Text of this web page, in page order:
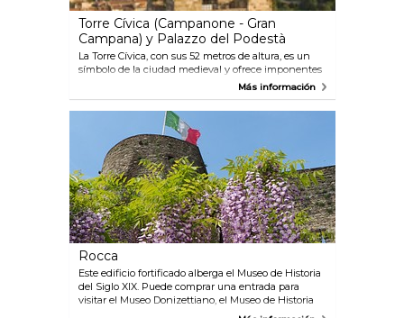
Torre Cívica (Campanone - Gran
Campana) y Palazzo del Podestà
La Torre Cívica, con sus 52 metros de altura, es un
símbolo de la ciudad medieval y ofrece imponentes
vistas de la parte alta y baja de Bérgamo. Su
campana suena a diario unas 100 veces a las 10 de la
noche para señalar el antiguo toque de queda,
cuando las puertas de la ciudad se cerraban. El
Palazzo del Podestà, que originalmente fue la
residencia de las familias Suardi-Colleoni, fue sede
del podestà (primer magistrado o gobernador) entre
los siglos XII y XV. En la actualidad alberga el Museo
de Historia de la Edad Véneta.
Más información
Rocca
Este edificio fortificado alberga el Museo de Historia
del Siglo XIX. Puede comprar una entrada para
visitar el Museo Donizettiano, el Museo de Historia
del siglo XIX (Rocca), el Museo Histórico